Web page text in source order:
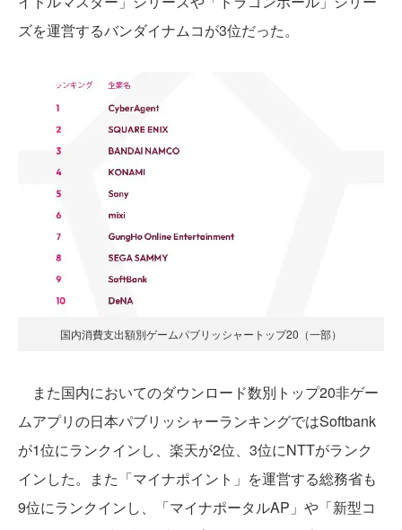
ズを運営するバンダイナムコが3位だった。
国内消費支出額別ゲームパブリッシャートップ20（一部）
また国内においてのダウンロード数別トップ20非ゲー
ムアプリの日本パブリッシャーランキングではSoftbank
が1位にランクインし、楽天が2位、3位にNTTがランク
インした。また「マイナポイント」を運営する総務省も
9位にランクインし、「マイナポータルAP」や「新型コ